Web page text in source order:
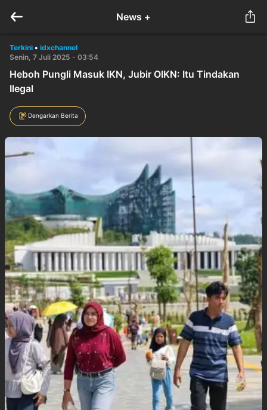
News +
Terkini • idxchannel
Senin, 7 Juli 2025 - 03:54
Heboh Pungli Masuk IKN, Jubir OIKN: Itu Tindakan
Ilegal
Dengarkan Berita